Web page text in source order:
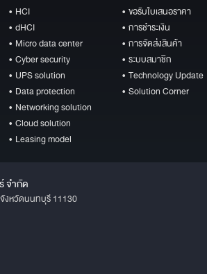
• HCI
• dHCI
• Micro data center
• Cyber security
• UPS solution
• Data protection
• Networking solution
• Cloud solution
• Leasing model
• ขอรับใบเสนอราคา
• การชำระเงิน
• การจัดส่งสินค้า
• ระบบสมาชิก
• Technology Update
• Solution Corner
จำกัด
งหวัดนนทบุรี 11130